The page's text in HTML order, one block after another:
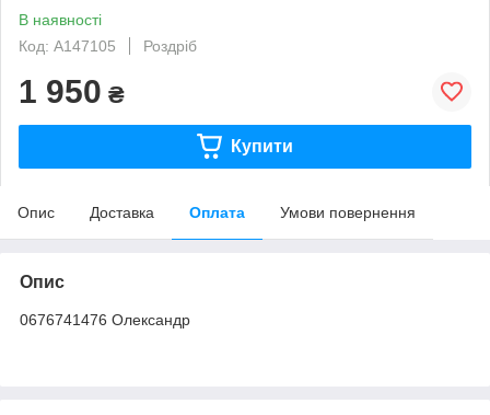
В наявності
Код: A147105
Роздріб
1 950 ₴
Купити
Опис Доставка Оплата Умови повернення
Опис
0676741476 Олександр